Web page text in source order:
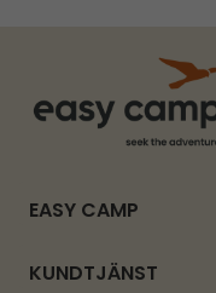
EASY CAMP
KUNDTJÄNST